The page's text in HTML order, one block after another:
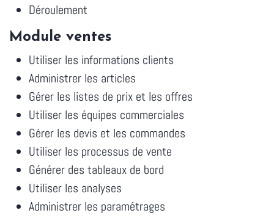
Déroulement
Module ventes
Utiliser les informations clients
Administrer les articles
Gérer les listes de prix et les offres
Utiliser les équipes commerciales
Gérer les devis et les commandes
Utiliser les processus de vente
Générer des tableaux de bord
Utiliser les analyses
Administrer les paramétrages